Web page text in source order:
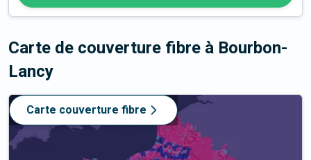
Carte de couverture fibre à Bourbon-
Lancy
Carte couverture fibre